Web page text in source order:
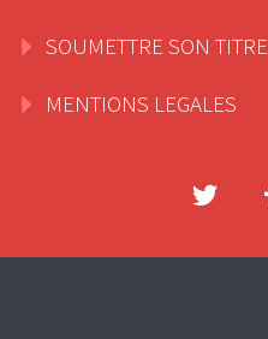
SOUMETTRE SON TITRE
MENTIONS LEGALES